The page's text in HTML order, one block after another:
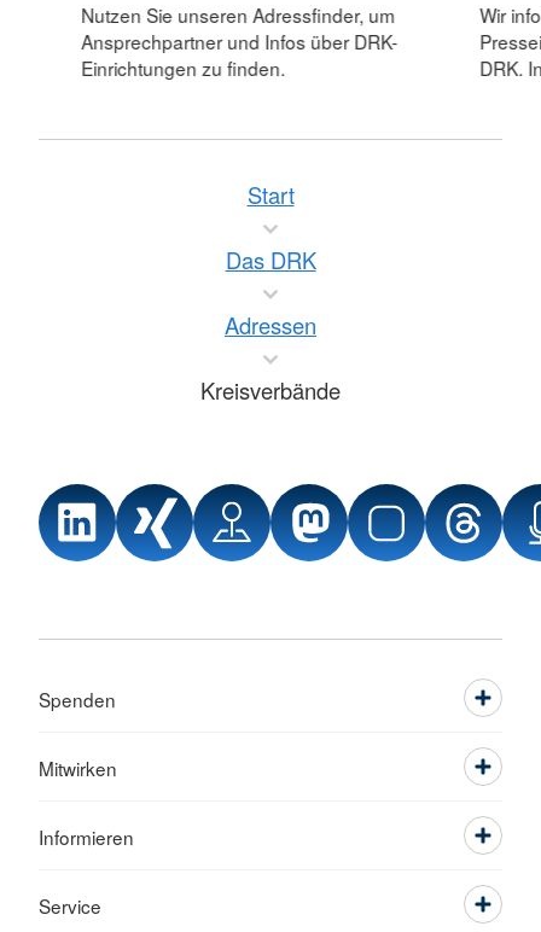
Nutzen Sie unseren Adressfinder, um
Ansprechpartner und Infos über DRK-
Einrichtungen zu finden.
Wir
DRK.
Start
Das DRK
Adressen
Kreisverbände
Spenden
Mitwirken
Informieren
Service